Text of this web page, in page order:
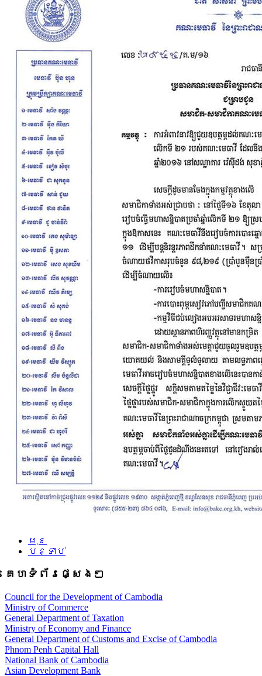
មុន
បន្ទាប់
គេហទំព័រផ្សេងៗ
Council for the Development of Cambodia
Ministry of Commerce
General Department of Taxation
Ministry of Economy and Finance
General Department of Customs and Excise of Cambodia
Phnom Penh Capital Hall
National Bank of Cambodia
Asian Development Bank